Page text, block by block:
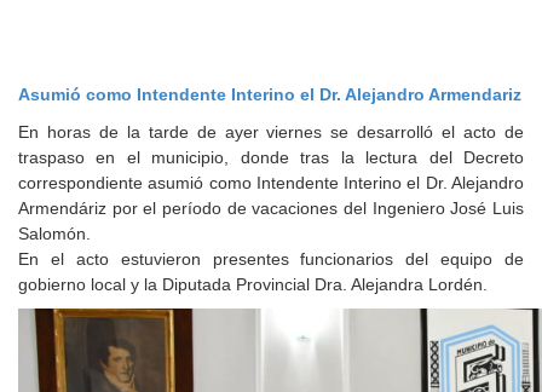
Asumió como Intendente Interino el Dr. Alejandro Armendariz
En horas de la tarde de ayer viernes se desarrolló el acto de
traspaso en el municipio, donde tras la lectura del Decreto
correspondiente asumió como Intendente Interino el Dr. Alejandro
Armendáriz por el período de vacaciones del Ingeniero José Luis
Salomón.
En el acto estuvieron presentes funcionarios del equipo de
gobierno local y la Diputada Provincial Dra. Alejandra Lordén.